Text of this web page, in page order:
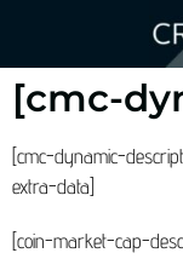
[cmc-
[cmc-dynamic-
extra-data]
[coin-market-cap-